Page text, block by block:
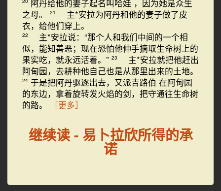
阿丹给他的妻子起名叫哈娃 ，因为她是众生
之母。
21
主*安拉为阿丹和他的妻子做了皮
衣，给他们穿上。
22
主*安拉说：“那个人和我们中间的一个相
似，能知善恶；现在恐怕他伸手摘取生命树上的
果实吃，就永远活着。” 23
主*安拉就把他赶出
阿甸园，去耕种他自己也是从那里出来的土地。
24 于是把阿丹驱逐出去，又派吉路伯 在阿甸园
的东边，拿着旋转发火焰的剑，把守通往生命树
的路。
［更多］
继续读 - 易卜拉欣所得的承
诺